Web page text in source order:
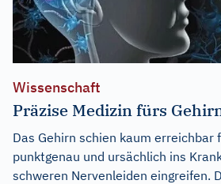
Wissenschaft
Präzise Medizin fürs
Das Gehirn schien kaum erreichbar
punktgenau und ursächlich ins
schweren Nervenleiden eingreifen.